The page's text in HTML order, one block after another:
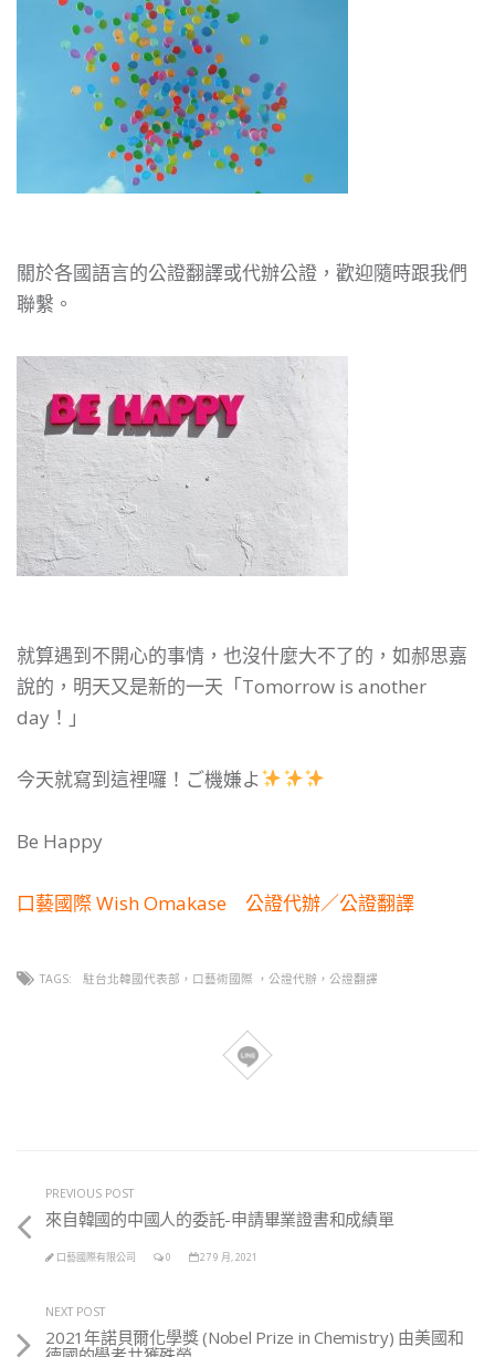
關於各國語言的公證翻譯或代辦公證，歡迎隨時跟我們
聯繫。
就算遇到不開心的事情，也沒什麼大不了的，如郝思嘉
說的，明天又是新的一天「Tomorrow is another
day！」
今天就寫到這裡囉！ご機嫌よ
Be Happy
口藝國際 Wish Omakase 公證代辦／公證翻譯
TAGS: 駐台北韓國代表部，口藝術國際 ，公證代辦，公證翻譯
PREVIOUS POST
來自韓國的中國人的委託-申請畢業證書和成績單
口藝國際有限公司 0 27 9 月, 2021
NEXT POST
2021年諾貝爾化學獎 (Nobel Prize in Chemistry) 由美國和